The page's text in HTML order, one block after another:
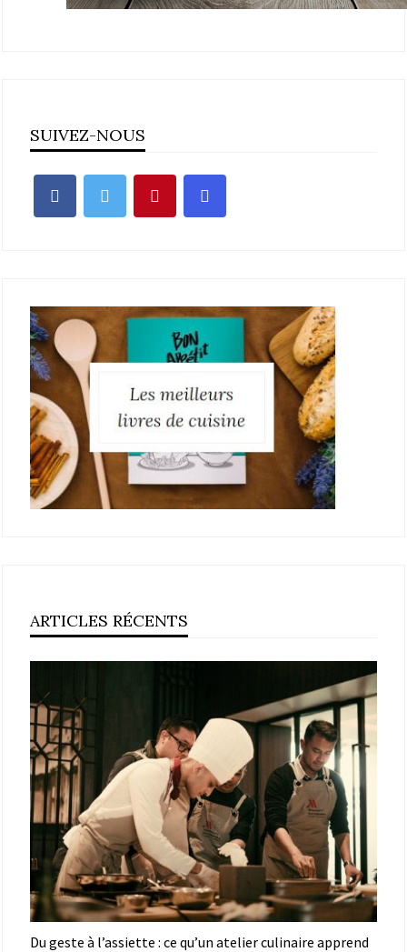
SUIVEZ-NOUS
ARTICLES RÉCENTS
Du geste à l’assiette : ce qu’un atelier culinaire apprend